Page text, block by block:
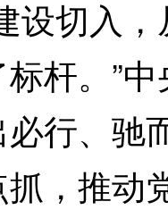
切入，
杆。”
行、驰
，推动